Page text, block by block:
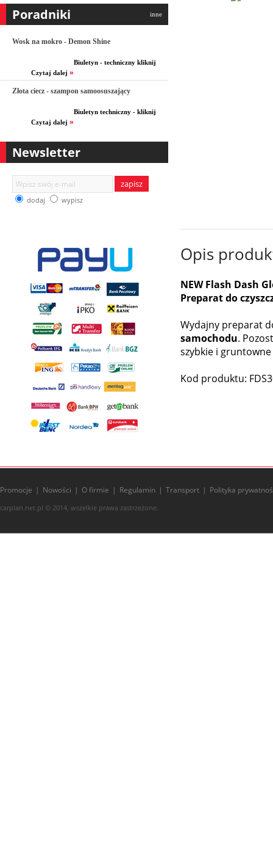
Poradniki inne
Wosk na mokro - Demon Shine
Biuletyn - techniczny kliknij
Czytaj dalej »
Złota ciecz - szampon samoosuszający
Biuletyn techniczny - kliknij
Czytaj dalej »
Newsletter
zapisz
dodaj wypisz
Opis
NEW Flash Dash
Preparat do
Wydajny preparat
samochodu.
szybkie i
Kod produktu:
Promocje Nowości O firmie Regulamin Transport Polityka
carplan.net.pl © 2014, wszelkie prawa zastrzeżone.